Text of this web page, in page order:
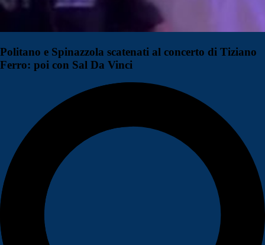
Politano e Spinazzola scatenati al concerto di Tiziano
Ferro: poi con Sal Da Vinci